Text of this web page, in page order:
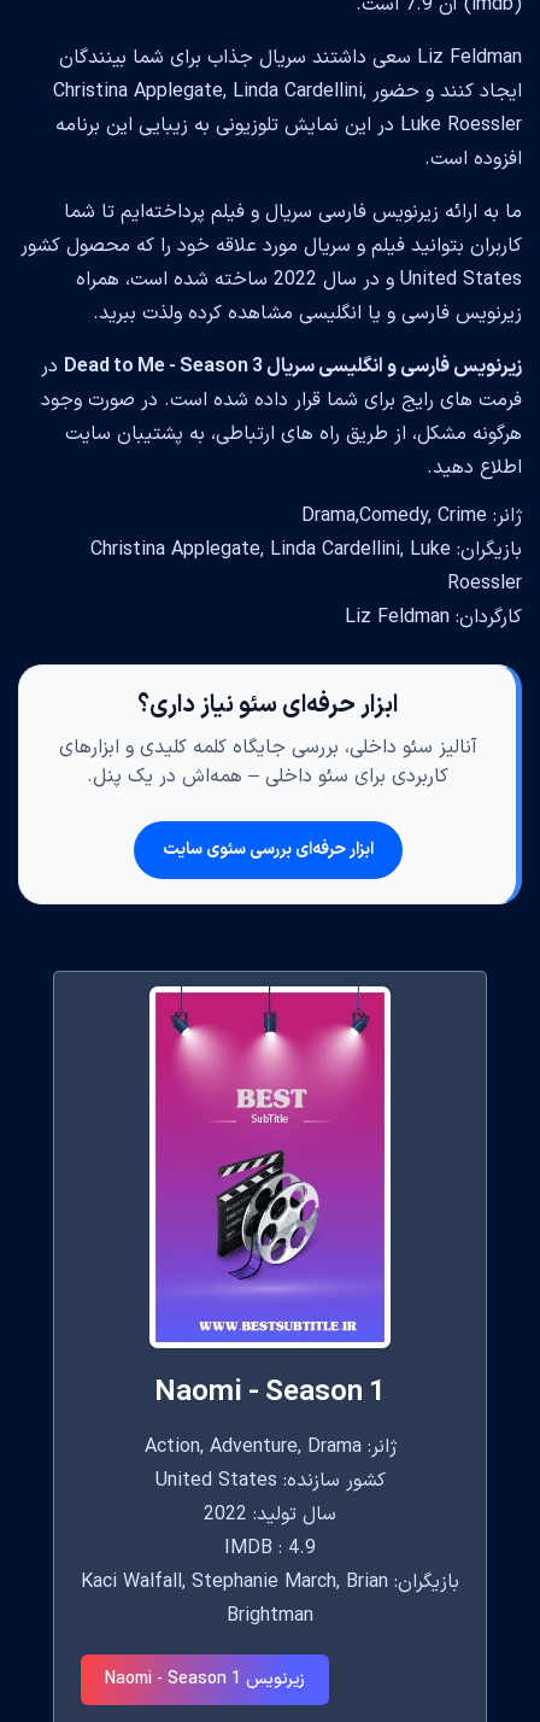
Liz Feldman سعی داشتند سریال جذاب برای شما بینندگان
ایجاد کنند و حضور Christina Applegate, Linda Cardellini,
Luke Roessler در این نمایش تلوزیونی به زیبایی این برنامه
افزوده است.
ما به ارائه زیرنویس فارسی سریال و فیلم پرداخته‌ایم تا شما
کاربران بتوانید فیلم و سریال مورد علاقه خود را که محصول کشور
United States و در سال 2022 ساخته شده است، همراه
زیرنویس فارسی و یا انگلیسی مشاهده کرده ولذت ببرید.
زیرنویس فارسی و انگلیسی سریال Dead to Me - Season 3
در
فرمت های رایج برای شما قرار داده شده است. در صورت وجود
هرگونه مشکل، از طریق راه های ارتباطی، به پشتیبان سایت
اطلاع دهید.
ژانر: Drama,Comedy, Crime
بازیگران: Christina Applegate, Linda Cardellini, Luke
Roessler
کارگردان: Liz Feldman
ابزار حرفه‌ای سئو نیاز داری؟
آنالیز سئو داخلی، بررسی جایگاه کلمه کلیدی و ابزارهای
کاربردی برای سئو داخلی – همه‌اش در یک پنل.
ابزار حرفه‌ای بررسی سئوی سایت
Naomi - Season 1
ژانر: Action, Adventure, Drama
کشور سازنده: United States
سال تولید: 2022
IMDB : 4.9
بازیگران: Kaci Walfall, Stephanie March, Brian
Brightman
زیرنویس Naomi - Season 1